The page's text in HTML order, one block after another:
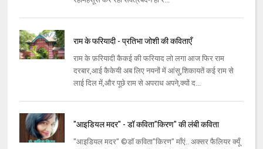
राम के फरियादी - प्रतिभा जोशी की कविताएँ
राम के फ़रियादी कैकई की फरियाद लो लगा आज फिर राम
दरबार,आई कैकेयी अब लिए नयनों में आंसू,शिकायतें कई राम से
लाई दिल में,और पूछे राम से अपराध अपने,क्यों द...
"आइडियल मदर" - डॉ कविता"किरण" की लंबी कविता
"आइडियल मदर" ©डॉ कविता"किरण" माँएं.. अक्सर फैलियर क्यूँ